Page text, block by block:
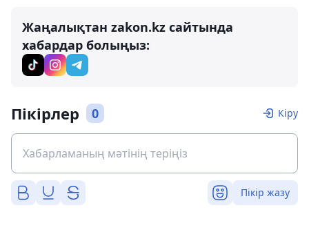
Жаңалықтан zakon.kz сайтында
хабардар болыңыз:
Пікірлер 0 Кіру
Пікір жазу